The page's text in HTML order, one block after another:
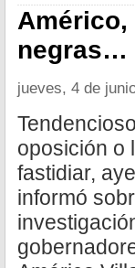
Américo,
negras…
jueves, 4 de
oposición o
fastidiar,
informó